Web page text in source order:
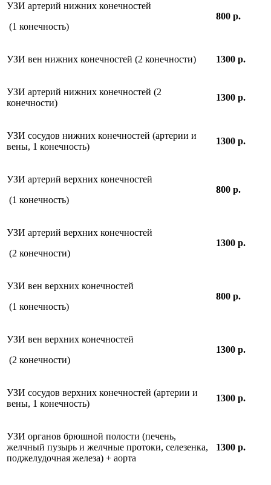
УЗИ артерий нижних конечностей
(1 конечность)
800 р.
УЗИ вен нижних конечностей (2 конечности) 1300 р.
УЗИ артерий нижних конечностей (2
конечности)
1300 р.
УЗИ сосудов нижних конечностей (артерии и
вены, 1 конечность)
1300 р.
УЗИ артерий верхних конечностей
(1 конечность)
800 р.
УЗИ артерий верхних конечностей
(2 конечности)
1300 р.
УЗИ вен верхних конечностей
(1 конечность)
800 р.
УЗИ вен верхних конечностей
(2 конечности)
1300 р.
УЗИ сосудов верхних конечностей (артерии и
вены, 1 конечность)
1300 р.
УЗИ органов брюшной полости (печень,
желчный пузырь и желчные протоки, селезенка,
поджелудочная железа) + аорта
1300 р.